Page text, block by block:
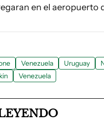
en el aeropuerto
Venezuela Uruguay
Venezuela